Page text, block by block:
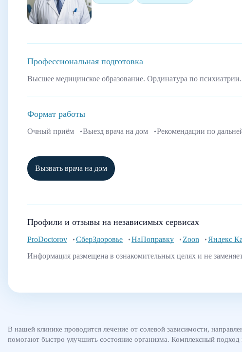
Профессиональная подготовка
Высшее медицинское образование. Ординатура по
Формат работы
Очный приём Выезд врача на дом Рекомендации по
Вызвать врача на дом
Профили и отзывы на независимых сервисах
ProDoctorov СберЗдоровье НаПоправку Zoon Яндекс
Информация размещена в ознакомительных целях и не
В нашей клинике проводится лечение от солевой зависимости,
помогают быстро улучшить состояние организма. Комплексный подход